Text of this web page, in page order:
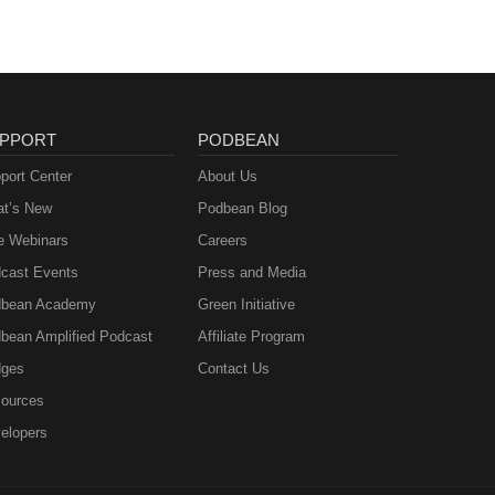
Center
New
Webinars
Events
Academy
Amplified Podcast
PODBEAN
About Us
Podbean Blog
Careers
Press and Media
Green Initiative
Affiliate Program
Contact Us